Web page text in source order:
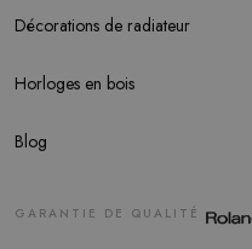
Décorations de radiateur
Horloges en bois
Blog
GARANTIE DE QUALITÉ